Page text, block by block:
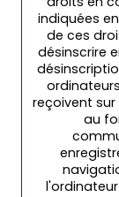
indiquées
de ces
désinscrire
reçoivent sur
au